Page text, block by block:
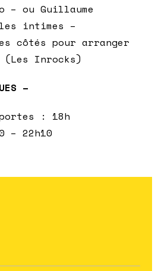
– ou Guillaume
intimes –
côtés pour arranger
(Les Inrocks)
–
:
18h
– 22h10